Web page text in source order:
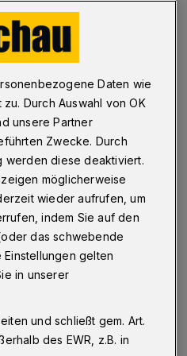
der
Daten wie
Durch Auswahl von OK
unsere Partner
Zwecke. Durch
werden diese deaktiviert.
möglicherweise
wieder aufrufen, um
indem Sie auf den
das schwebende
gelten
in unserer
und schließt gem. Art.
des EWR, z.B. in